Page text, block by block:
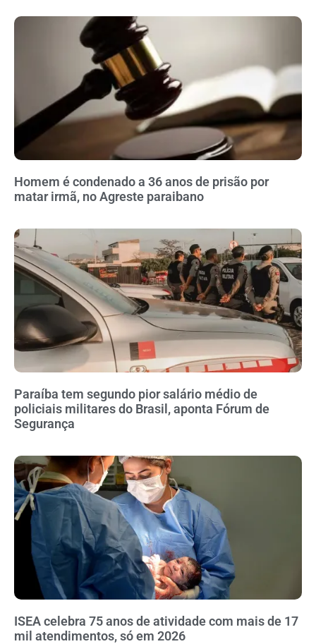
Homem é condenado a 36 anos de prisão por
matar irmã, no Agreste paraibano
Paraíba tem segundo pior salário médio de
policiais militares do Brasil, aponta Fórum de
Segurança
ISEA celebra 75 anos de atividade com mais de 17
mil atendimentos, só em 2026